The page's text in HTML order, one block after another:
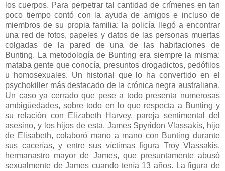
los cuerpos. Para perpetrar tal cantidad de crímenes en tan
poco tiempo contó con la ayuda de amigos e incluso de
miembros de su propia familia: la policía llegó a encontrar
una red de fotos, papeles y datos de las personas muertas
colgadas de la pared de una de las habitaciones de
Bunting. La metodología de Bunting era siempre la misma:
mataba gente que conocía, presuntos drogadictos, pedófilos
u homosexuales. Un historial que lo ha convertido en el
psychokiller más destacado de la crónica negra australiana.
Un caso ya cerrado que pese a todo presenta numerosas
ambigüedades, sobre todo en lo que respecta a Bunting y
su relación con Elizabeth Harvey, pareja sentimental del
asesino, y los hijos de esta. James Spyridon Vlassakis, hijo
de Elisabeth, colaboró mano a mano con Bunting durante
sus cacerías, y entre sus víctimas figura Troy Vlassakis,
hermanastro mayor de James, que presuntamente abusó
sexualmente de James cuando tenía 13 años. La figura de